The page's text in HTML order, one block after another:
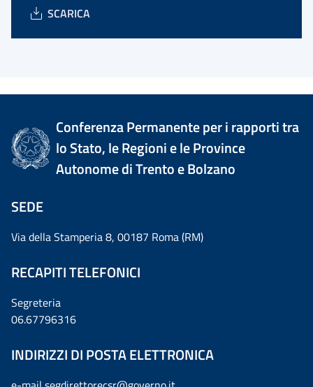
SCARICA
Conferenza Permanente per i rapporti tra
lo Stato, le Regioni e le Province
Autonome di Trento e Bolzano
SEDE
Via della Stamperia 8, 00187 Roma (RM)
RECAPITI TELEFONICI
Segreteria
06.67796316
INDIRIZZI DI POSTA ELETTRONICA